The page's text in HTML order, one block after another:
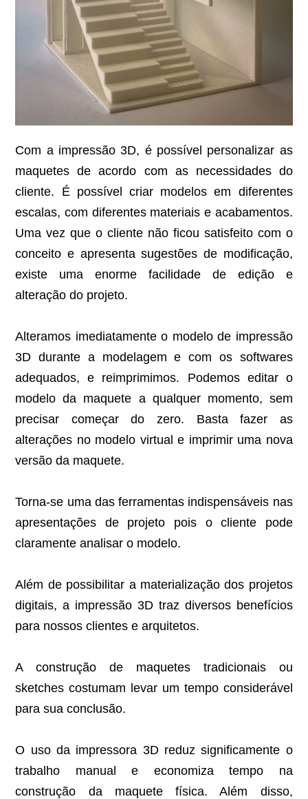
Com a impressão 3D, é possível personalizar as
maquetes de acordo com as necessidades do
cliente. É possível criar modelos em diferentes
escalas, com diferentes materiais e acabamentos.
Uma vez que o cliente não ficou satisfeito com o
conceito e apresenta sugestões de modificação,
existe uma enorme facilidade de edição e
alteração do projeto.
Alteramos imediatamente o modelo de impressão
3D durante a modelagem e com os softwares
adequados, e reimprimimos. Podemos editar o
modelo da maquete a qualquer momento, sem
precisar começar do zero. Basta fazer as
alterações no modelo virtual e imprimir uma nova
versão da maquete.
Torna-se uma das ferramentas indispensáveis nas
apresentações de projeto pois o cliente pode
claramente analisar o modelo.
Além de possibilitar a materialização dos projetos
digitais, a impressão 3D traz diversos benefícios
para nossos clientes e arquitetos.
A construção de maquetes tradicionais ou
sketches costumam levar um tempo considerável
para sua conclusão.
O uso da impressora 3D reduz significamente o
trabalho manual e economiza tempo na
construção da maquete física. Além disso,